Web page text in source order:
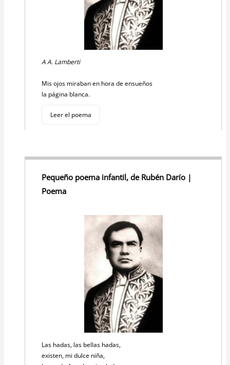
A A. Lamberti
Mis ojos miraban en hora de ensueños
la página blanca.
Leer el poema
Pequeño poema infantil, de Rubén Darío |
Poema
Las hadas, las bellas hadas,
existen, mi dulce niña,